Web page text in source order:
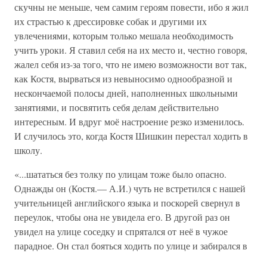
скучны не меньше, чем самим героям повести, ибо я жил
их страстью к дрессировке собак и другими их
увлечениями, которым только мешала необходимость
учить уроки. Я ставил себя на их место и, честно говоря,
жалел себя из-за того, что не имею возможности вот так,
как Костя, вырваться из невыносимо однообразной и
нескончаемой полосы дней, наполненных школьными
занятиями, и посвятить себя делам действительно
интересным. И вдруг моё настроение резко изменилось.
И случилось это, когда Костя Шишкин перестал ходить в
школу.
«...шататься без толку по улицам тоже было опасно.
Однажды он (Костя.— А.И.) чуть не встретился с нашей
учительницей английского языка и поскорей свернул в
переулок, чтобы она не увидела его. В другой раз он
увидел на улице соседку и спрятался от неё в чужое
парадное. Он стал бояться ходить по улице и забирался в